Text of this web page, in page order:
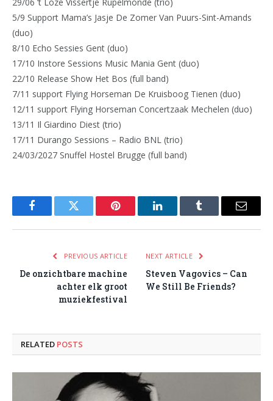
5/9 Support Mama’s Jasje De Zomer Van Puurs-Sint-Amands
(duo)
8/10 Echo Sessies Gent (duo)
17/10 Instore Sessions Music Mania Gent (duo)
22/10 Release Show Het Bos (full band)
7/11 support Flying Horseman De Kruisboog Tienen (duo)
12/11 support Flying Horseman Concertzaak Mechelen (duo)
13/11 Il Giardino Diest (trio)
17/11 Durango Sessions – Radio BNL (trio)
24/03/2027 Snuffel Hostel Brugge (full band)
FacebookTwitter Pinterest LinkedInTumblr Email
PREVIOUS ARTICLE
De onzichtbare machine
achter elk groot
muziekfestival
NEXT ARTICLE
Steven Vagovics – Can
We Still Be Friends?
RELATED POSTS